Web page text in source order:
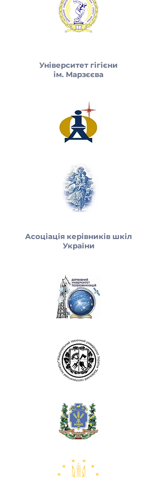
Університет гігієни
ім. Марзєєва
Асоціація керівників шкіл
України